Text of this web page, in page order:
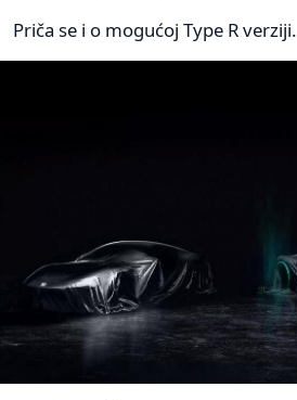
Priča se i o mogućoj Type R verziji.